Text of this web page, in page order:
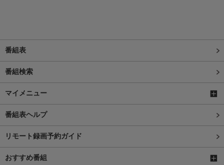
番組表
番組検索
マイメニュー
番組表ヘルプ
リモート録画予約ガイド
おすすめ番組